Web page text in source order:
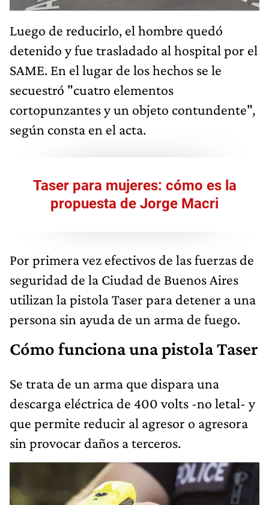
Luego de reducirlo, el hombre quedó
detenido y fue trasladado al hospital por el
SAME. En el lugar de los hechos se le
secuestró "cuatro elementos
cortopunzantes y un objeto contundente",
según consta en el acta.
Taser para mujeres: cómo es la
propuesta de Jorge Macri
Por primera vez efectivos de las fuerzas de
seguridad de la Ciudad de Buenos Aires
utilizan la pistola Taser para detener a una
persona sin ayuda de un arma de fuego.
Cómo funciona una pistola Taser
Se trata de un arma que dispara una
descarga eléctrica de 400 volts -no letal- y
que permite reducir al agresor o agresora
sin provocar daños a terceros.